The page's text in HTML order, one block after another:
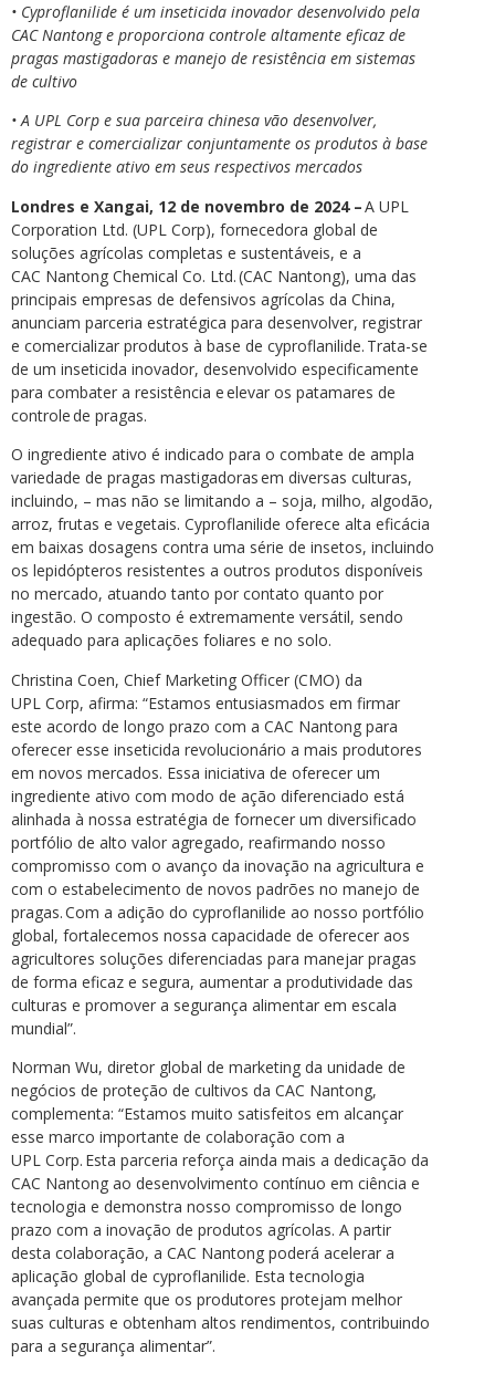
• Cyproflanilide é um inseticida inovador desenvolvido pela
CAC Nantong e proporciona controle altamente eficaz de
pragas mastigadoras e manejo de resistência em sistemas
de cultivo
• A UPL Corp e sua parceira chinesa vão desenvolver,
registrar e comercializar conjuntamente os produtos à base
do ingrediente ativo em seus respectivos mercados
Londres e Xangai, 12 de novembro de 2024 –A UPL
Corporation Ltd. (UPL Corp), fornecedora global de
soluções agrícolas completas e sustentáveis, e a
CAC Nantong Chemical Co. Ltd. (CAC Nantong), uma das
principais empresas de defensivos agrícolas da China,
anunciam parceria estratégica para desenvolver, registrar
e comercializar produtos à base de cyproflanilide. Trata-se
de um inseticida inovador, desenvolvido especificamente
para combater a resistência e elevar os patamares de
controle de pragas.
O ingrediente ativo é indicado para o combate de ampla
variedade de pragas mastigadoras em diversas culturas,
incluindo, – mas não se limitando a – soja, milho, algodão,
arroz, frutas e vegetais. Cyproflanilide oferece alta eficácia
em baixas dosagens contra uma série de insetos, incluindo
os lepidópteros resistentes a outros produtos disponíveis
no mercado, atuando tanto por contato quanto por
ingestão. O composto é extremamente versátil, sendo
adequado para aplicações foliares e no solo.
Christina Coen, Chief Marketing Officer (CMO) da
UPL Corp, afirma: “Estamos entusiasmados em firmar
este acordo de longo prazo com a CAC Nantong para
oferecer esse inseticida revolucionário a mais produtores
em novos mercados. Essa iniciativa de oferecer um
ingrediente ativo com modo de ação diferenciado está
alinhada à nossa estratégia de fornecer um diversificado
portfólio de alto valor agregado, reafirmando nosso
compromisso com o avanço da inovação na agricultura e
com o estabelecimento de novos padrões no manejo de
pragas. Com a adição do cyproflanilide ao nosso portfólio
global, fortalecemos nossa capacidade de oferecer aos
agricultores soluções diferenciadas para manejar pragas
de forma eficaz e segura, aumentar a produtividade das
culturas e promover a segurança alimentar em escala
mundial”.
Norman Wu, diretor global de marketing da unidade de
negócios de proteção de cultivos da CAC Nantong,
complementa: “Estamos muito satisfeitos em alcançar
esse marco importante de colaboração com a
UPL Corp. Esta parceria reforça ainda mais a dedicação da
CAC Nantong ao desenvolvimento contínuo em ciência e
tecnologia e demonstra nosso compromisso de longo
prazo com a inovação de produtos agrícolas. A partir
desta colaboração, a CAC Nantong poderá acelerar a
aplicação global de cyproflanilide. Esta tecnologia
avançada permite que os produtores protejam melhor
suas culturas e obtenham altos rendimentos, contribuindo
para a segurança alimentar”.